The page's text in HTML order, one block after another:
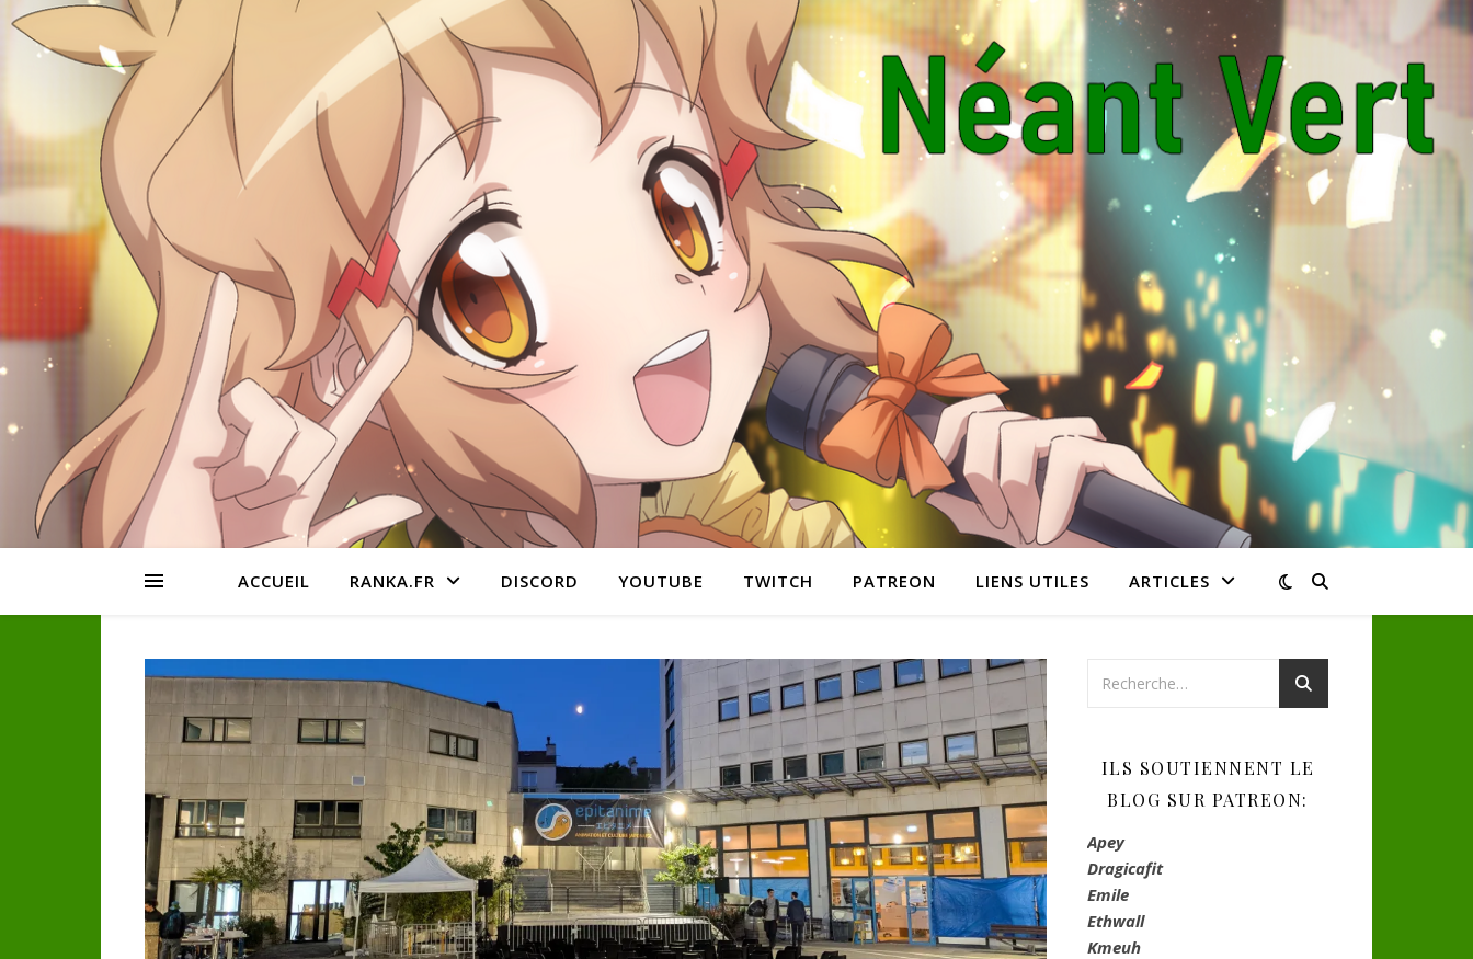
ACCUEIL RANKA.FR DISCORD YOUTUBE TWITCH PATREON LIENS UTILES ARTICLES
ILS SOUTIENNENT LE
BLOG SUR PATREON:
Apey
Dragicafit
Emile
Ethwall
Kmeuh